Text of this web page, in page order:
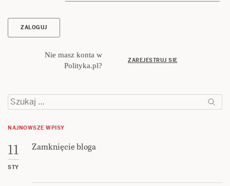
Nie masz konta w
Polityka.pl?
ZAREJESTRUJ SIĘ
Szukaj:
NAJNOWSZE WPISY
11
STY
Zamknięcie bloga